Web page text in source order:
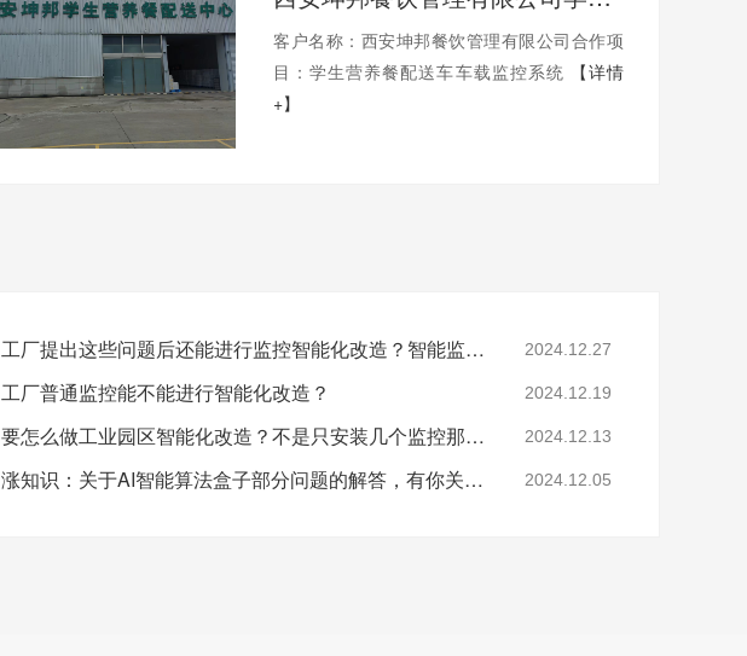
客户名称：西安坤邦餐饮管理有限公司合作项
目：学生营养餐配送车车载监控系统
【详情
+】
工厂提出这些问题后还能进行监控智能化改造？智能监控的这些算法太实用了！ 2024.12.27
工厂普通监控能不能进行智能化改造？ 2024.12.19
要怎么做工业园区智能化改造？不是只安装几个监控那些简单！ 2024.12.13
涨知识：关于AI智能算法盒子部分问题的解答，有你关心的吗？ 2024.12.05